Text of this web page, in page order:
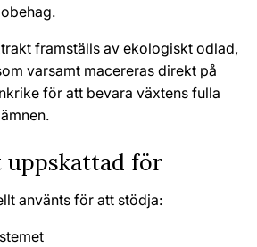
framställs av ekologiskt odlad,
varsamt macereras direkt på
för att bevara växtens fulla
för
använts för att stödja: